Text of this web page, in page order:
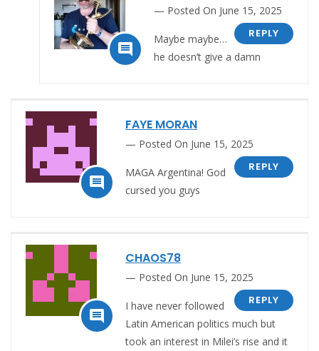

Posted On June 15, 2025
REPLY
Maybe maybe…
he doesn’t give a damn

FAYE MORAN
Posted On June 15, 2025
REPLY
MAGA Argentina! God
cursed you guys

CHAOS78
Posted On June 15, 2025
REPLY
I have never followed
Latin American politics much but
took an interest in Milei’s rise and it